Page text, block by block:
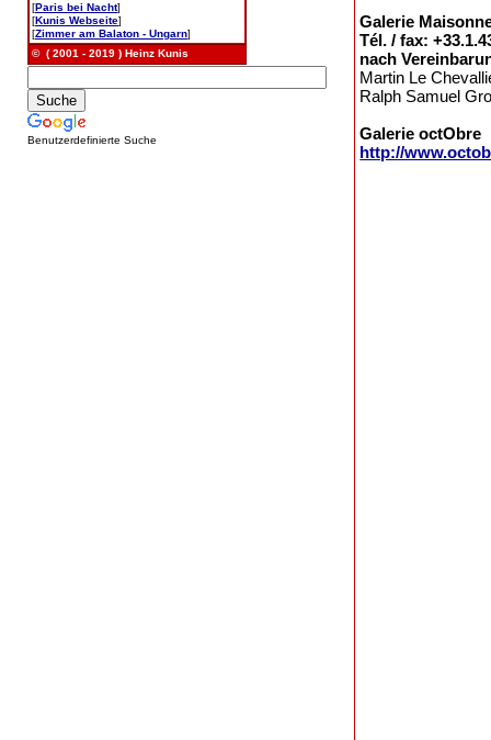
[Paris bei Nacht]
[Kunis Webseite]
[Zimmer am Balaton - Ungarn]
© ( 2001 - 2019 ) Heinz Kunis
Benutzerdefinierte Suche
Galerie
Tél. / fax:
nach
Martin Le
Ralph Samuel
Galerie octObre
http://